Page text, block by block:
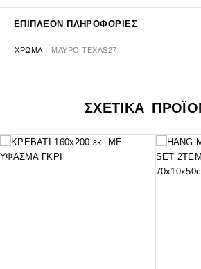
ΕΠΙΠΛΈΟΝ ΠΛΗΡΟΦΟΡΊΕΣ
ΧΡΏΜΑ ΜΑΥΡΟ TEXAS27
ΣΧΕΤΙΚΑ